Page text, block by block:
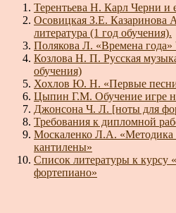
Терентьева Н. Карл Черни и
Осовицкая З.Е. Казаринова
литература (1 год обучения).
Полякова Л. «Времена года»
Козлова Н. П. Русская
обучения)
Хохлов Ю. Н. «Первые
Цыпин Г.М. Обучение игре
Джонсона Ч. Л. [ноты для
Требования к дипломной
Москаленко Л.А. «Методика
кантилены»
Список литературы к курсу
фортепиано»